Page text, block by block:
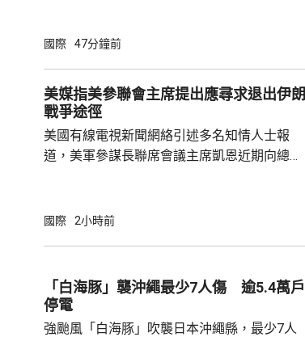
於穆傑塔巴的紀錄片中出現過，當時穆傑塔巴
後，會見過任何伊朗政府成員。他病情危重，
已被緊急送往醫院，可能隨時死亡。 穆傑塔巴
3月接替亡父哈梅內伊出任伊朗最高領...
國際 47分鐘前
美媒指美參聯會主席提出應尋求退出伊朗
戰爭途徑
美國有線電視新聞網絡引述多名知情人士報
道，美軍參謀長聯席會議主席凱恩近期向總統
討，表達對升級伊朗軍事行動的憂慮，並提出
朗，來達成作戰目標，但凱恩等官員認為不太
可能實現。他們希望讓特朗普意識到，即便是
小規模的軍事升級也可能引發負面效應，...
國際 2小時前
「白海豚」襲沖繩最少7人傷 逾5.4萬戶
停電
強颱風「白海豚」吹襲日本沖繩縣，最少7人